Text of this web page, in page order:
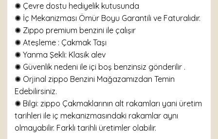
✺ Çevre dostu hediyelik kutusunda
✺ İç Mekanizması Ömür Boyu Garantili ve Faturalıdır.
✺ Zippo premium benzini ile çalışır
✺ Ateşleme : Çakmak Taşı
✺ Yanma Şekli: Klasik alev
✺ Güvenlik nedeni ile içi boş benzinsiz gönderilir .
✺ Orjinal zippo Benzini Mağazamızdan Temin
Edebilirsiniz.
✺ Bilgi: zippo Çakmaklarının alt rakamları yani üretim
tarihleri ile iç mekanizmasındaki rakamlar aynı
olmayabilir. Farklı tarihli üretimler olabilir.